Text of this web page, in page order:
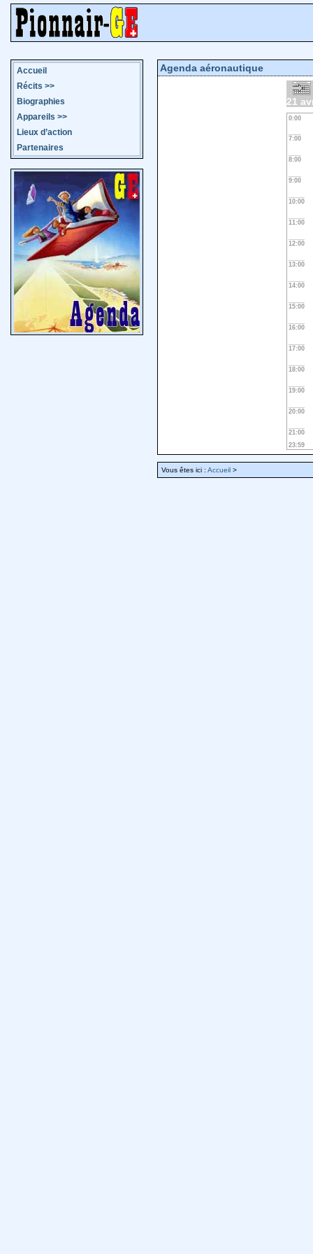
Accueil
Récits >>
Biographies
Appareils >>
Lieux d’action
Partenaires
Agenda aéronautique
21
0:00
7:00
8:00
9:00
10:00
11:00
12:00
13:00
14:00
15:00
16:00
17:00
18:00
19:00
20:00
21:00
23:59
Vous êtes ici : Accueil >